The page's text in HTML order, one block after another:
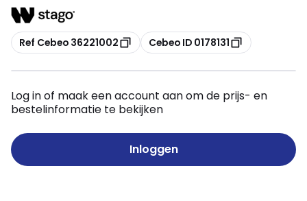
Kopiëren
Ref Cebeo 36221002 Kopiëren
Cebeo ID 0178131
Log in of maak een account aan om de prijs- en
bestelinformatie te bekijken
Inloggen